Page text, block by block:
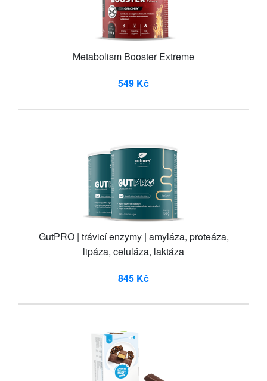
Metabolism Booster Extreme
549 Kč
GutPRO | trávicí enzymy | amyláza, proteáza,
lipáza, celuláza, laktáza
845 Kč